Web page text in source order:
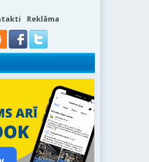
Reklāma